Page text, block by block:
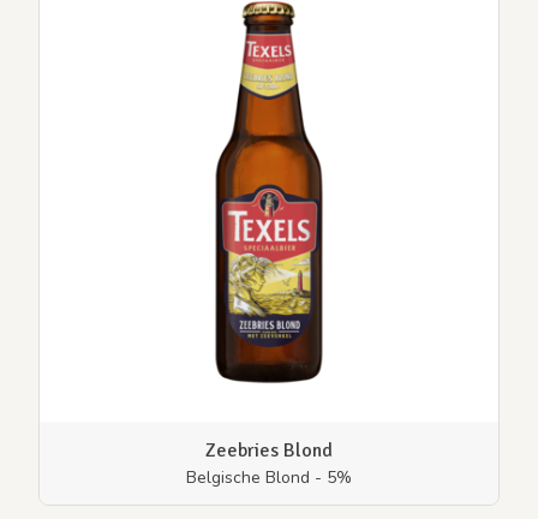
Zeebries Blond
Belgische Blond - 5%